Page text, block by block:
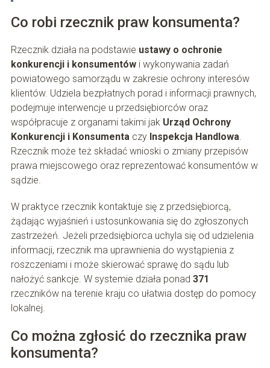
Co robi rzecznik praw konsumenta?
Rzecznik działa na podstawie ustawy o ochronie
konkurencji i konsumentówi wykonywania zadań
powiatowego samorządu w zakresie ochrony interesów
klientów. Udziela bezpłatnych porad i informacji prawnych,
podejmuje interwencje u przedsiębiorców oraz
współpracuje z organami takimi jak Urząd Ochrony
Konkurencji i Konsumentaczy Inspekcja Handlowa.
Rzecznik może też składać wnioski o zmiany przepisów
prawa miejscowego oraz reprezentować konsumentów w
sądzie.
W praktyce rzecznik kontaktuje się z przedsiębiorcą,
żądając wyjaśnień i ustosunkowania się do zgłoszonych
zastrzeżeń. Jeżeli przedsiębiorca uchyla się od udzielenia
informacji, rzecznik ma uprawnienia do wystąpienia z
roszczeniami i może skierować sprawę do sądu lub
nałożyć sankcje. W systemie działa ponad 371
rzeczników na terenie kraju co ułatwia dostęp do pomocy
lokalnej.
Co można zgłosić do rzecznika praw
konsumenta?